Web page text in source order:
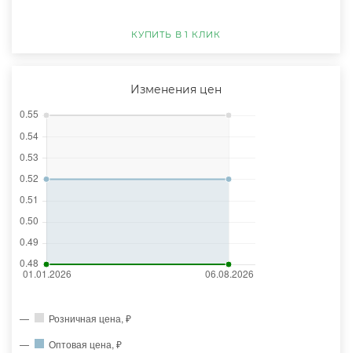
КУПИТЬ В 1 КЛИК
Изменения цен
Розничная цена, ₽
Оптовая цена, ₽